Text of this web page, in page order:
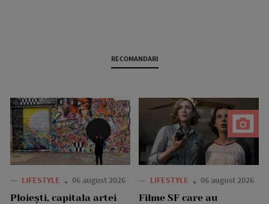
RECOMANDARI
— LIFESTYLE 06 august 2026
Ploiești, capitala artei
— LIFESTYLE 06 august 2026
Filme SF care au